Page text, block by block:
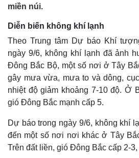
miền núi.
Diễn biến không khí lạnh
Theo Trung tâm Dự báo Khí
ngày 9/6, không khí lạnh đã ảnh
Đông Bắc Bộ, một số nơi ở Tây
gây mưa vừa, mưa to và dông,
nhiệt độ giảm khoảng 7-10 độ. Ở
gió Đông Bắc mạnh cấp 5.
Dự báo trong ngày 9/6, không khí
đến một số nơi nơi khác ở Tây
Trên đất liền, gió Đông Bắc cấp 2-